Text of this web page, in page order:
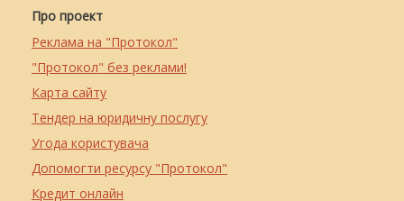
Про проект
Реклама на "Протокол"
"Протокол" без реклами!
Карта сайту
Тендер на юридичну послугу
Угода користувача
Допомогти ресурсу "Протокол"
Кредит онлайн